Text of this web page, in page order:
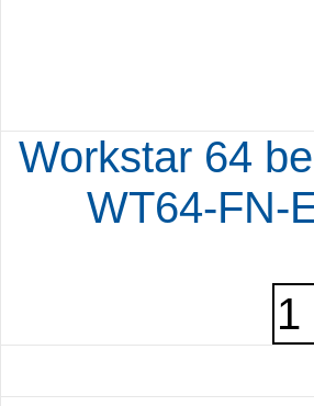
Workstar 64
WT64-FN-